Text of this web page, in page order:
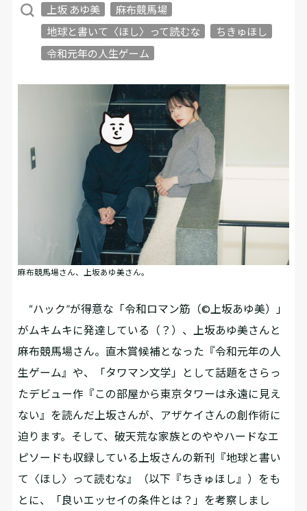
上坂 あゆ美
麻布競馬場
地球と書いて〈ほし〉って読むな
ちきゅほし
令和元年の人生ゲーム
麻布競馬場さん、上坂あゆ美さん。
“ハック”が得意な「令和ロマン筋（©上坂あゆ美）」
がムキムキに発達している（？）、上坂あゆ美さんと
麻布競馬場さん。直木賞候補となった『令和元年の人
生ゲーム』や、「タワマン文学」として話題をさらっ
たデビュー作『この部屋から東京タワーは永遠に見え
ない』を読んだ上坂さんが、アザケイさんの創作術に
迫ります。そして、破天荒な家族とのややハードなエ
ピソードも収録している上坂さんの新刊『地球と書い
て〈ほし〉って読むな』（以下『ちきゅほし』）をも
とに、「良いエッセイの条件とは？」を考察しまし